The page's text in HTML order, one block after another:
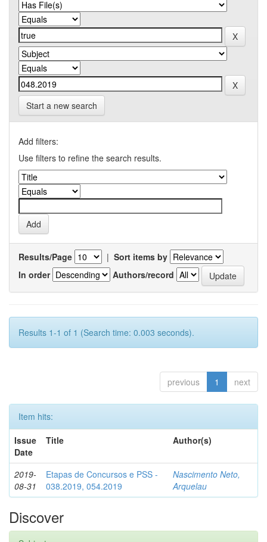
Start a new search
Add filters:
Use filters to refine the search results.
Results/Page | Sort items by
In order
Authors/record
Results 1-1 of 1 (Search time: 0.003 seconds).
previous 1 next
Item hits:
Issue
Date
Title Author(s)
2019-
08-31
Etapas de Concursos e PSS -
038.2019, 054.2019
Nascimento Neto,
Arquelau
Discover